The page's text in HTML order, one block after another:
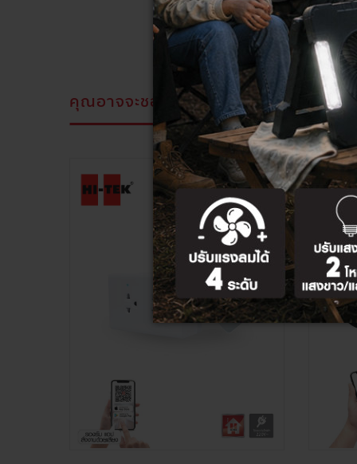
คุณอาจจะชอบสิ่งนี้ สินค้าที่ดูล่าสุด
ลด
9%